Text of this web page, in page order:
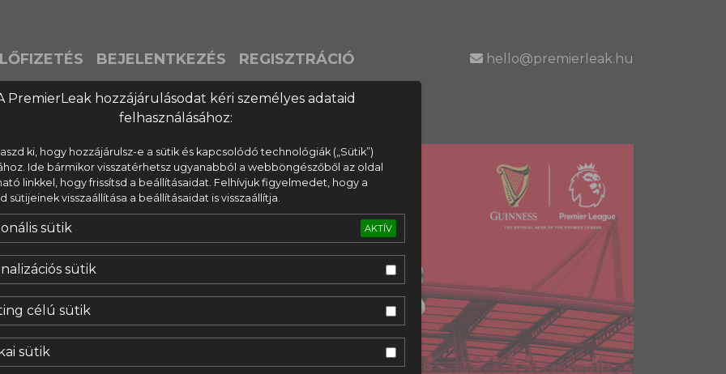
PremierLeak hozzájárulásodat kéri személyes adataid
felhasználásához:
ki, hogy hozzájárulsz-e a sütik és kapcsolódó technológiák („Sütik”)
Ide bármikor visszatérhetsz ugyanabból a webböngészőből az oldal
linkkel, hogy frissítsd a beállításaidat. Felhívjuk figyelmedet, hogy a
sütijeinek visszaállítása a beállításaidat is visszaállítja.
sütik AKTÍV
sütik
célú sütik
sütik
BEJELENTKEZÉS REGISZTRÁCIÓ hello@premierleak.hu